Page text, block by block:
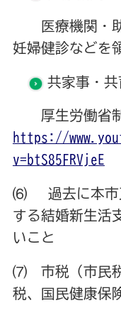
医療機関・助
妊婦健診などを
共家事・
厚生労働省制
https://
v=btS85FRVjeE
⑹ 過去に本市
する結婚新生活
いこと
⑺ 市税（市民税
税、国民健康保